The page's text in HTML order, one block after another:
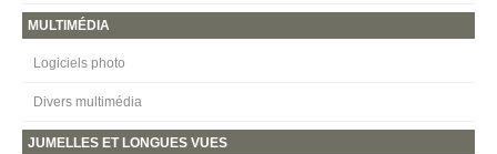
MULTIMÉDIA
Logiciels photo
Divers multimédia
JUMELLES ET LONGUES VUES